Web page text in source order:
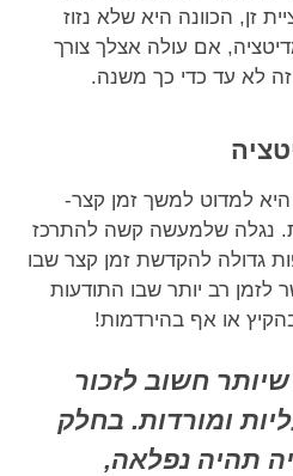
זן, הכוונה היא שלא נזוז
אם עולה אצלך צורך
זה לא עד כדי כך משנה.
למדוט למשך זמן קצר-
נגלה שלמעשה קשה להתרכז
גדולה להקדשת זמן קצר שבו
לזמן רב יותר שבו התודעות
או אף בהירדמות!
חשוב לזכור
ומורדות. בחלק
תהיה נפלאה,